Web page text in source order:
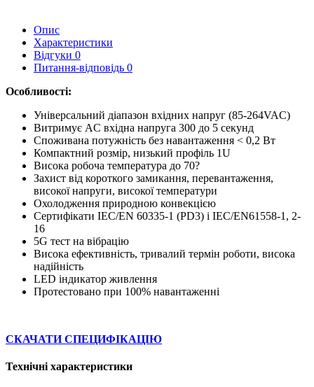
Опис
Характеристики
Відгуки 0
Питання-відповідь 0
Особливості:
Універсальний діапазон вхідних напруг (85-264VAC)
Витримує AC вхідна напруга 300 до 5 секунд
Споживана потужність без навантаження < 0,2 Вт
Компактний розмір, низький профіль 1U
Висока робоча температура до 70?
Захист від короткого замикання, перевантаження,
високої напруги, високої температури
Охолодження природною конвекцією
Сертифікати IEC/EN 60335-1 (PD3) і IEC/EN61558-1, 2-
16
5G тест на вібрацію
Висока ефективність, тривалий термін роботи, висока
надійність
LED індикатор живлення
Протестовано при 100% навантаженні
СКАЧАТИ СПЕЦИФІКАЦІЮ
Технічні характеристики